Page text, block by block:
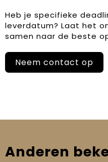
Heb je specifieke
leverdatum? Laat het
samen naar de beste
Neem contact op
Anderen